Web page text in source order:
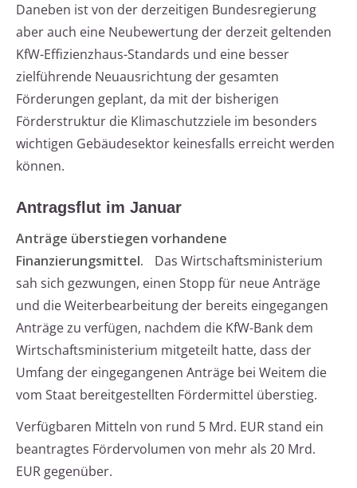
Daneben ist von der derzeitigen Bundesregierung
aber auch eine Neubewertung der derzeit geltenden
KfW-Effizienzhaus-Standards und eine besser
zielführende Neuausrichtung der gesamten
Förderungen geplant, da mit der bisherigen
Förderstruktur die Klimaschutzziele im besonders
wichtigen Gebäudesektor keinesfalls erreicht werden
können.
Antragsflut im Januar
Anträge überstiegen vorhandene
Finanzierungsmittel.
Das Wirtschaftsministerium
sah sich gezwungen, einen Stopp für neue Anträge
und die Weiterbearbeitung der bereits eingegangen
Anträge zu verfügen, nachdem die KfW-Bank dem
Wirtschaftsministerium mitgeteilt hatte, dass der
Umfang der eingegangenen Anträge bei Weitem die
vom Staat bereitgestellten Fördermittel überstieg.
Verfügbaren Mitteln von rund 5 Mrd. EUR stand ein
beantragtes Fördervolumen von mehr als 20 Mrd.
EUR gegenüber.